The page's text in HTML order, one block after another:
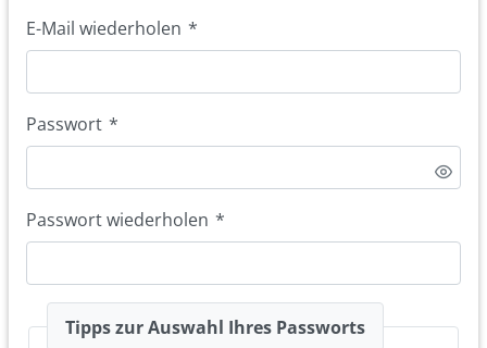
E-Mail wiederholen *
Passwort *
Passwort wiederholen *
Tipps zur Auswahl Ihres Passworts